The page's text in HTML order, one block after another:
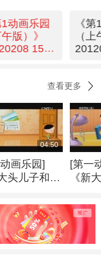
1动画乐园
午版）》
15：
《
（
查看更多
04:50
画乐园]
头儿子和小
眼镜的大
[第一
《新
季）
旧玩具